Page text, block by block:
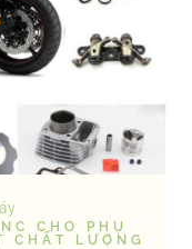
CHO PHỤ
CHẤT LƯỢNG